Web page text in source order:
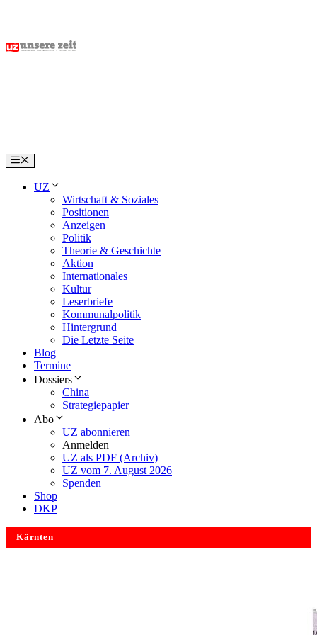
content
Menu
UZ
Wirtschaft & Soziales
Positionen
Anzeigen
Politik
Theorie & Geschichte
Aktion
Internationales
Kultur
Leserbriefe
Kommunalpolitik
Hintergrund
Die Letzte Seite
Blog
Termine
Dossiers
China
Strategiepapier
Abo
UZ abonnieren
Anmelden
UZ als PDF (Archiv)
UZ vom 7. August 2026
Spenden
Shop
DKP
Kärnten